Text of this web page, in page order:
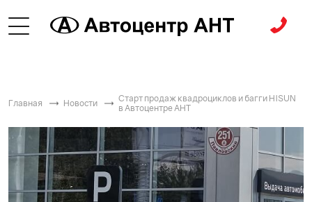
Главная Новости
Старт продаж квадроциклов и багги HISUN
в Автоцентре АНТ